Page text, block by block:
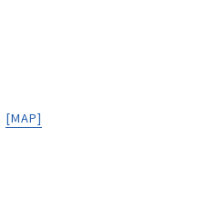
[MAP]